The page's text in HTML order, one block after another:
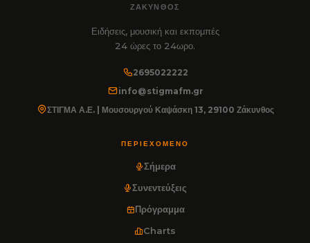
ΖΆΚΥΝΘΟΣ
Ειδήσεις, μουσική και εκπομπές
24 ώρες το 24ωρο.
2695022222
info@stigmafm.gr
ΣΤΙΓΜΑ Α.Ε. | Μουσουργού Καψάσκη 13, 29100 Ζάκυνθος
ΠΕΡΙΕΧΌΜΕΝΟ
Σήμερα
Συνεντεύξεις
Πρόγραμμα
Charts